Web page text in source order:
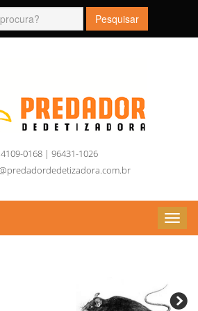
0168 | 96431-1026